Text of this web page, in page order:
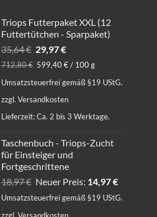
Triops Futterpaket XXL (12
Futtertütchen - Sparpaket)
35,64€ Ursprünglicher
Preis
35,64 €
29,97€Aktueller
Preis
29,97 €.
712,80€ 599,40€/ 100 g
Umsatzsteuerfrei gemäß §19 UStG.
zzgl. Versandkosten
Lieferzeit:Ca. 2 bis 3 Werktage.
Taschenbuch - Triops-Zucht
für Einsteiger und
Fortgeschrittene
18,97€ Ursprünglicher
Preis
Neuer Preis: 14,97€Aktueller
Preis
Umsatzsteuerfrei gemäß §19 UStG.
zzgl. Versandkosten